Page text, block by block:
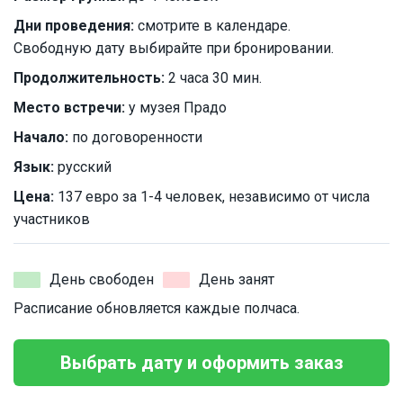
Дни проведения: смотрите в календаре.
Свободную дату выбирайте при бронировании.
Продолжительность: 2 часа 30 мин.
Место встречи: у музея Прадо
Начало: по договоренности
Язык: русский
Цена: 137 евро за 1-4 человек, независимо от числа
участников
День свободен
День занят
Расписание обновляется каждые полчаса.
Выбрать дату и оформить заказ